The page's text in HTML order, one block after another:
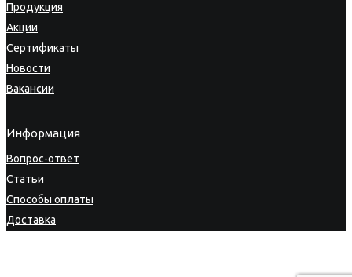
Продукция
Акции
Сертификаты
Новости
Вакансии
Информация
Вопрос-ответ
Статьи
Способы оплаты
Доставка